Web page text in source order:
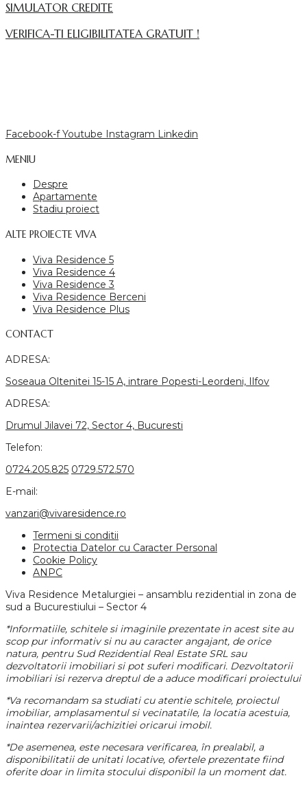
SIMULATOR CREDITE
VERIFICA-TI ELIGIBILITATEA GRATUIT !
Facebook-f Youtube Instagram Linkedin
MENIU
Despre
Apartamente
Stadiu proiect
ALTE PROIECTE VIVA
Viva Residence 5
Viva Residence 4
Viva Residence 3
Viva Residence Berceni
Viva Residence Plus
CONTACT
ADRESA:
Soseaua Oltenitei 15-15 A, intrare Popesti-Leordeni, Ilfov
ADRESA:
Drumul Jilavei 72, Sector 4, Bucuresti
Telefon:
0724.205.825 0729.572.570
E-mail:
vanzari@vivaresidence.ro
Termeni si conditii
Protectia Datelor cu Caracter Personal
Cookie Policy
ANPC
Viva Residence Metalurgiei – ansamblu rezidential in zona de
sud a Bucurestiului – Sector 4
*Informatiile, schitele si imaginile prezentate in acest site au
scop pur informativ si nu au caracter angajant, de orice
natura, pentru Sud Rezidential Real Estate SRL sau
dezvoltatorii imobiliari si pot suferi modificari. Dezvoltatorii
imobiliari isi rezerva dreptul de a aduce modificari proiectului
*Va recomandam sa studiati cu atentie schitele, proiectul
imobiliar, amplasamentul si vecinatatile, la locatia acestuia,
inaintea rezervarii/achizitiei oricarui imobil.
*De asemenea, este necesara verificarea, în prealabil, a
disponibilitatii de unitati locative, ofertele prezentate fiind
oferite doar in limita stocului disponibil la un moment dat.